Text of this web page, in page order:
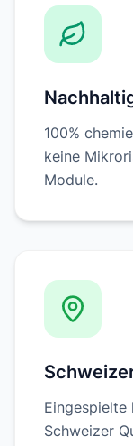
100%
keine
Module.
Eingespielte
Schweizer